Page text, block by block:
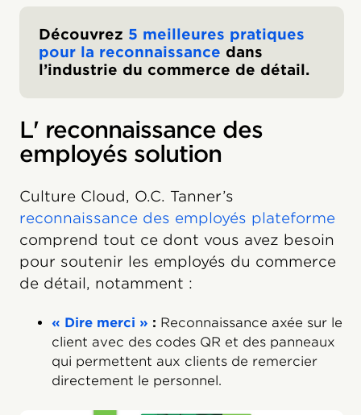
Découvrez 5 meilleures pratiques
pour la reconnaissance dans
l’industrie du commerce de détail.
L' reconnaissance des
employés solution
Culture Cloud, O.C. Tanner’s
reconnaissance des employés plateforme
comprend tout ce dont vous avez besoin
pour soutenir les employés du commerce
de détail, notamment :
« Dire merci » : Reconnaissance axée sur le
client avec des codes QR et des panneaux
qui permettent aux clients de remercier
directement le personnel.